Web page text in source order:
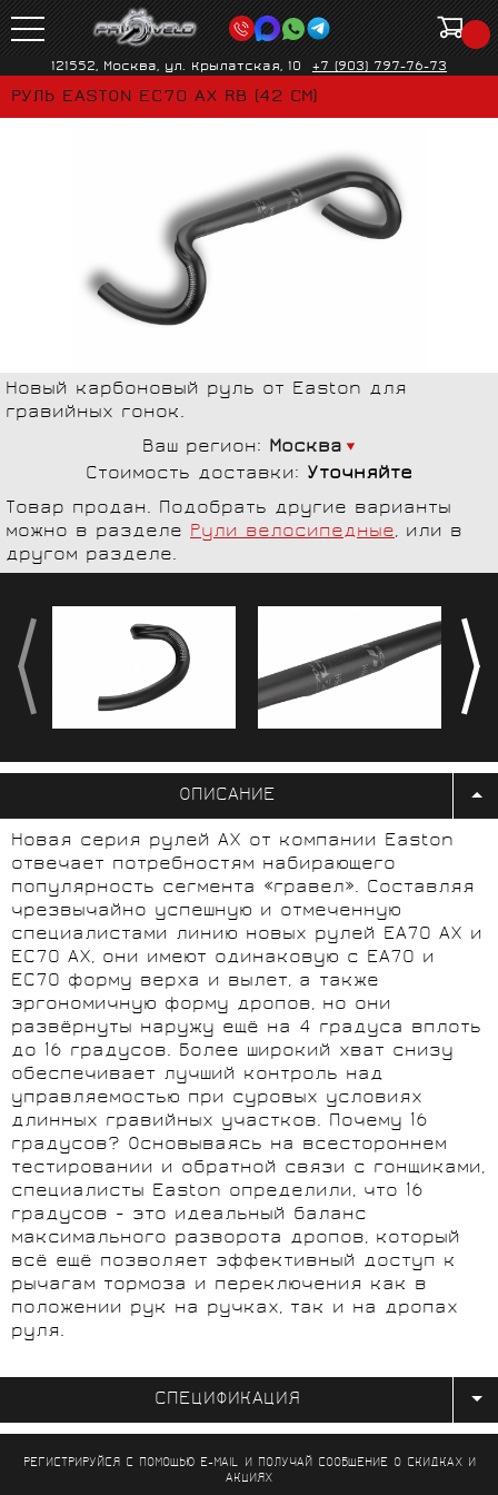
121552, Москва, ул. Крылатская, 10 +7 (903) 797-76-73
РУЛЬ EASTON EC70 AX RB (42 СМ)
Новый карбоновый руль от Easton для
гравийных гонок.
Ваш регион: Москва
Стоимость доставки: Уточняйте
Товар продан. Подобрать другие варианты
можно в разделе Рули велосипедные, или в
другом разделе.
ОПИСАНИЕ
Новая серия рулей AX от компании Easton
отвечает потребностям набирающего
популярность сегмента «гравел». Составляя
чрезвычайно успешную и отмеченную
специалистами линию новых рулей EA70 AX и
EC70 AX, они имеют одинаковую с EA70 и
EC70 форму верха и вылет, а также
эргономичную форму дропов, но они
развёрнуты наружу ещё на 4 градуса вплоть
до 16 градусов. Более широкий хват снизу
обеспечивает лучший контроль над
управляемостью при суровых условиях
длинных гравийных участков. Почему 16
градусов? Основываясь на всестороннем
тестировании и обратной связи с гонщиками,
специалисты Easton определили, что 16
градусов - это идеальный баланс
максимального разворота дропов, который
всё ещё позволяет эффективный доступ к
рычагам тормоза и переключения как в
положении рук на ручках, так и на дропах
руля.
СПЕЦИФИКАЦИЯ
РЕГИСТРИРУЙСЯ С ПОМОЩЬЮ E-MAIL И ПОЛУЧАЙ СООБЩЕНИЕО СКИДКАХ И
АКЦИЯХ